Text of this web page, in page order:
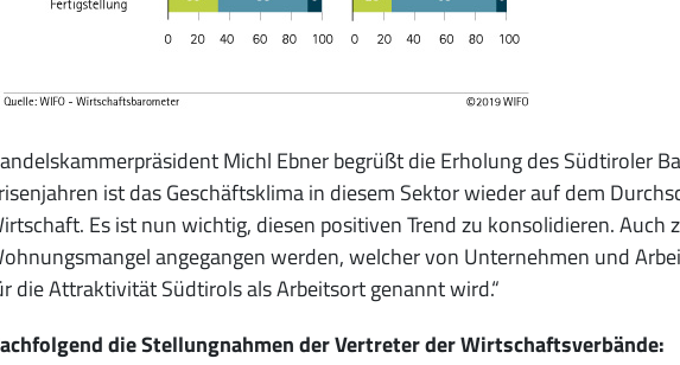
Michl Ebner begrüßt die Erholung des Südtiroler
ist das Geschäftsklima in diesem Sektor wieder auf dem
Es ist nun wichtig, diesen positiven Trend zu konsolidieren. Auch
angegangen werden, welcher von Unternehmen und
die Attraktivität Südtirols als Arbeitsort genannt wird.“
die Stellungnahmen der Vertreter der Wirtschaftsverbände: